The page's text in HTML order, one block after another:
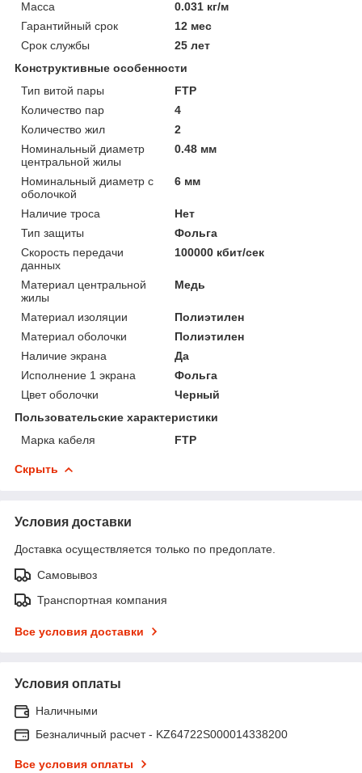
Масса
0.031 кг/м
Гарантийный срок
12 мес
Срок службы
25 лет
Конструктивные особенности
Тип витой пары
FTP
Количество пар
4
Количество жил
2
Номинальный диаметр
центральной жилы
0.48 мм
Номинальный диаметр с
оболочкой
6 мм
Наличие троса
Нет
Тип защиты
Фольга
Скорость передачи
данных
100000 кбит/сек
Материал центральной
жилы
Медь
Материал изоляции
Полиэтилен
Материал оболочки
Полиэтилен
Наличие экрана
Да
Исполнение 1 экрана
Фольга
Цвет оболочки
Черный
Пользовательские характеристики
Марка кабеля
FTP
Скрыть
Условия доставки
Доставка осуществляется только по предоплате.
Самовывоз
Транспортная компания
Все условия доставки
Условия оплаты
Наличными
Безналичный расчет - KZ64722S000014338200
Все условия оплаты